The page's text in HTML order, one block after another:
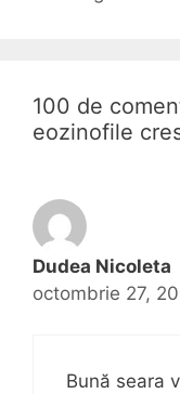
it
e
a
r
r
t
i
c
100 de
eozinofile
Dudea Nicoleta
octombrie 27,
Bună seara